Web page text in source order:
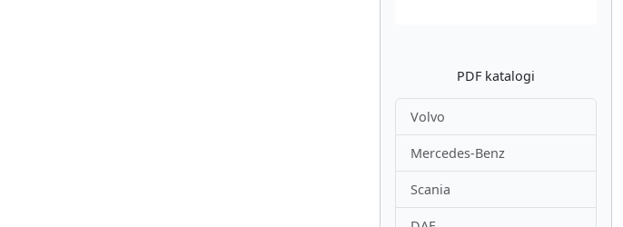
PDF katalogi
Volvo
Mercedes-Benz
Scania